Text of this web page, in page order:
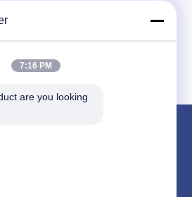
7:16 PM
are you looking